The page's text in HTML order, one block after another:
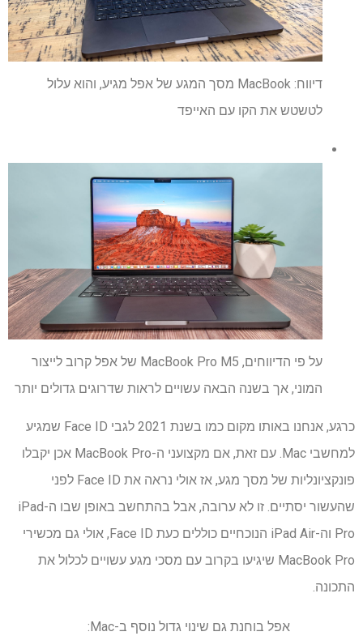
דיווח: MacBook מסך המגע של אפל מגיע, והוא עלול
לטשטש את הקו עם האייפד
על פי הדיווחים, MacBook Pro M5 של אפל קרוב לייצור
המוני, אך בשנה הבאה עשויים לראות שדרוגים גדולים יותר
כרגע, אנחנו באותו מקום כמו בשנת 2021 לגבי Face ID שמגיע
למחשבי Mac. עם זאת, אם מקצועני ה-MacBook Pro אכן יקבלו
פונקציונליות של מסך מגע, אז אולי נראה את Face ID לפני
שהעשור יסתיים. זו לא ערובה, אבל בהתחשב באופן שבו ה-iPad
Pro וה-iPad Air הנוכחיים כוללים כעת Face ID, אולי גם מכשירי
MacBook Pro שיגיעו בקרוב עם מסכי מגע עשויים לכלול את
התכונה.
אפל בוחנת גם שינוי גדול נוסף ב-Mac: